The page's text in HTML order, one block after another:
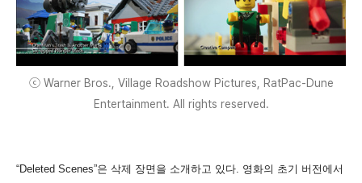
ⓒ Warner Bros., Village Roadshow Pictures, RatPac-Dune
Entertainment. All rights reserved.
“Deleted Scenes”은 삭제 장면을 소개하고 있다. 영화의 초기 버전에서